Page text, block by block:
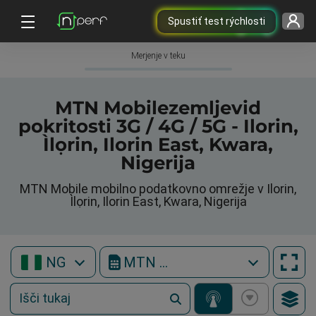
Spustiť test rýchlosti
Merjenje v teku
MTN Mobilezemljevid
pokritosti 3G / 4G / 5G - Ilorin,
Ìlọrin, Ilorin East, Kwara,
Nigerija
MTN Mobile mobilno podatkovno omrežje v Ilorin,
Ìlọrin, Ilorin East, Kwara, Nigerija
NG MTN Mobile